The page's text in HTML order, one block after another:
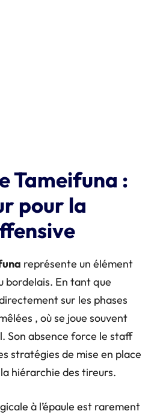
Tameifuna :
pour la
représente un élément
bordelais. En tant que
sur les phases
, où se joue souvent
Son absence force le staff
stratégies de mise en place
hiérarchie des tireurs.
à l’épaule est rarement